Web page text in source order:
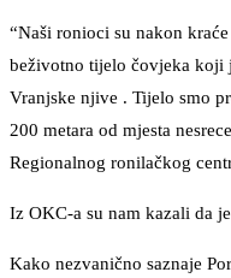
“Naši ronioci su nakon
beživotno tijelo čovjeka koji
Vranjske njive . Tijelo smo
200 metara od mjesta
Regionalnog ronilačkog
Iz OKC-a su nam kazali da
Kako nezvanično saznaje